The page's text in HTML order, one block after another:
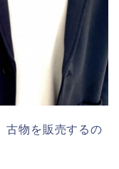
古物を販売するの